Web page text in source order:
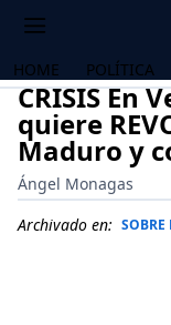
HOME POLÍTICA
CRISIS En
quiere
Maduro y
Ángel Monagas
Archivado en: SOBRE